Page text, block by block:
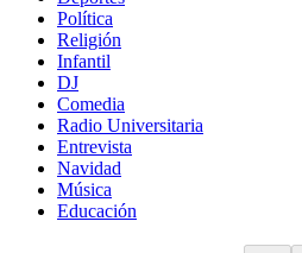
Política
Religión
Infantil
DJ
Comedia
Radio Universitaria
Entrevista
Navidad
Música
Educación